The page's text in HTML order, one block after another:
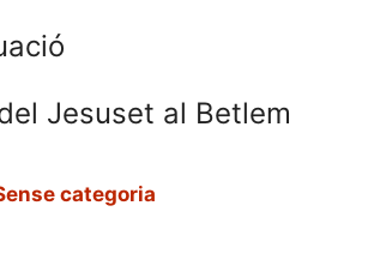
Jesuset al Betlem
categoria